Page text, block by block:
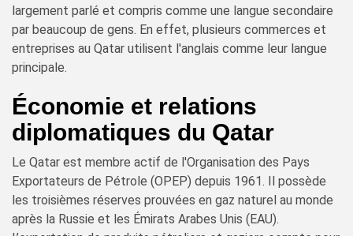
largement parlé et compris comme une langue secondaire
par beaucoup de gens. En effet, plusieurs commerces et
entreprises au Qatar utilisent l'anglais comme leur langue
principale.
Économie et relations
diplomatiques du Qatar
Le Qatar est membre actif de l'Organisation des Pays
Exportateurs de Pétrole (OPEP) depuis 1961. Il possède
les troisièmes réserves prouvées en gaz naturel au monde
après la Russie et les Émirats Arabes Unis (EAU).